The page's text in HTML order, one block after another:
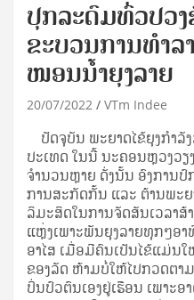
ປຸກລະດົມທົ່ວປວງ
ຂະບວນການທຳລ
ໜອນນໍ້າຍຸງລາຍ
20/07/2022 VTm Indee
ປັດຈຸບັນ ພະຍາດໄຂ້ຍຸງກຳລັ
ປະເທດ ໃນນີ້ ນະຄອນຫຼວງວຽ
ຈຳນວນຫຼາຍ ດັ່ງນັ້ນ ອົງການປົ
ການສະກັດກັ້ນ ແລະ ຕ້ານພະຍ
ລິມະສິດໃນການຈັດສັນເວລາສ້
ແຫຼ່ງເພາະພັນຍຸງລາຍທຸກໆອ
ອາໄສ ເມື່ອມີຄົນເປັນໄຂ້ແມ່ນ
ຂອງລັດ ຫ້າມບໍ່ໃຫ້ໄປກວດຕາ
ປິ່ນປົວຕົນເອງຢູ່ເຮືອນ ເພາະ